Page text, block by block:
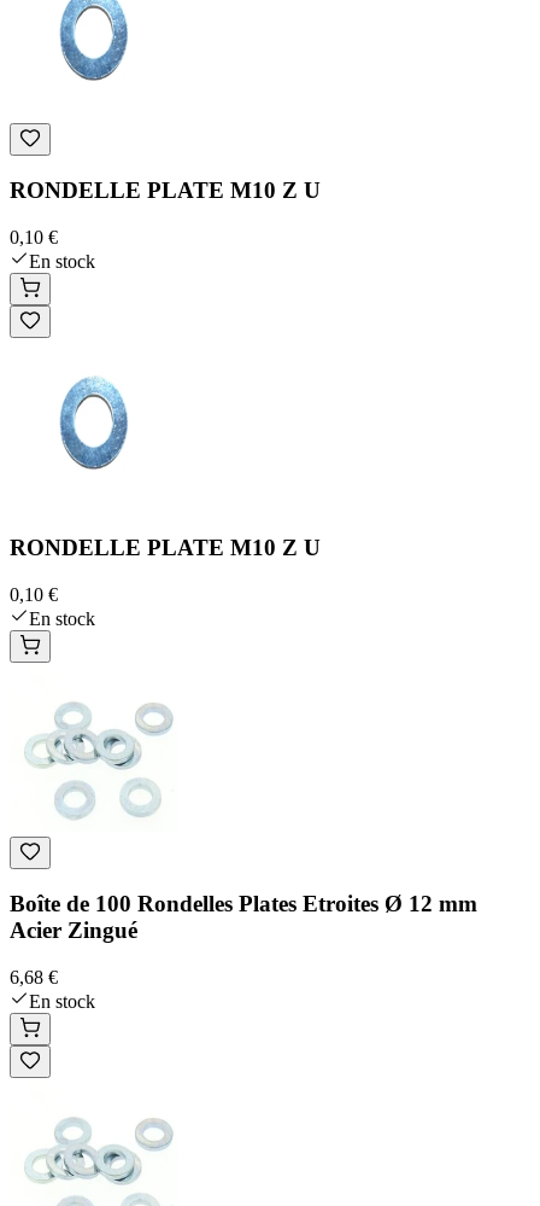
RONDELLE PLATE M10 Z U
0,10 €
En stock
RONDELLE PLATE M10 Z U
0,10 €
En stock
Boîte de 100 Rondelles Plates Etroites Ø 12 mm
Acier Zingué
6,68 €
En stock